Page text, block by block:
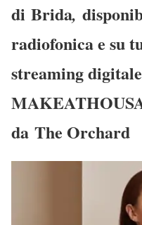
di Brida,
radiofonica e su
streaming
da The Orchard